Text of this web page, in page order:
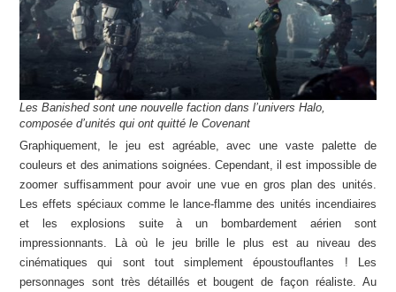
Les Banished sont une nouvelle faction dans l’univers Halo,
composée d’unités qui ont quitté le Covenant
Graphiquement, le jeu est agréable, avec une vaste palette de
couleurs et des animations soignées. Cependant, il est impossible de
zoomer suffisamment pour avoir une vue en gros plan des unités.
Les effets spéciaux comme le lance-flamme des unités incendiaires
et les explosions suite à un bombardement aérien sont
impressionnants. Là où le jeu brille le plus est au niveau des
cinématiques qui sont tout simplement époustouflantes ! Les
personnages sont très détaillés et bougent de façon réaliste. Au